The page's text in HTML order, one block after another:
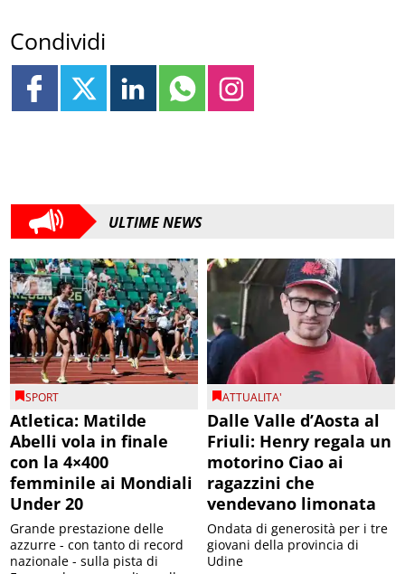
Condividi
ULTIME NEWS
SPORT
Atletica: Matilde
Abelli vola in finale
con la 4×400
femminile ai Mondiali
Under 20
Grande prestazione delle
azzurre - con tanto di record
nazionale - sulla pista di
ATTUALITA'
Dalle Valle d’Aosta al
Friuli: Henry regala un
motorino Ciao ai
ragazzini che
vendevano limonata
Ondata di generosità per i tre
giovani della provincia di
Udine